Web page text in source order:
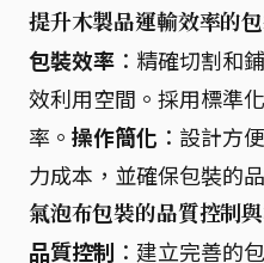
提升木製品運輸效率的
包裝效率 ：精確切割和
效利用空間。採用標準
率。 操作簡化 ：設計方
力成本，並確保包裝的
氣泡布包裝的品質控制
品質控制 ：建立完善的